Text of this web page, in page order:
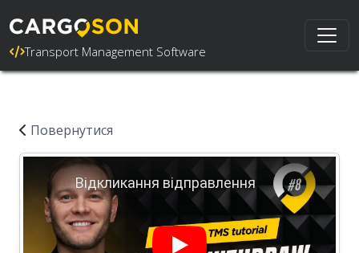
Transport Management Software
Повернутися